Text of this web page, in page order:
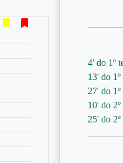
4' do 1º
13' do
27' do
10' do
25' do